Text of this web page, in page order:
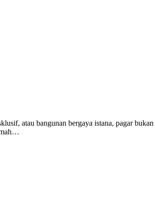
atau bangunan bergaya istana, pagar